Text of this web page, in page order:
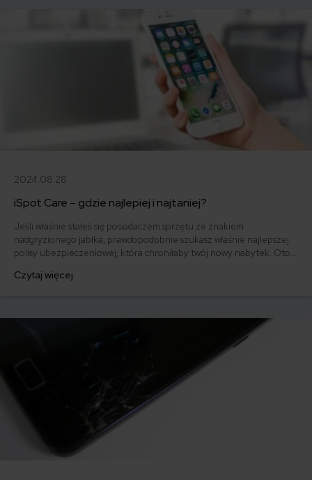
2024.08.28
iSpot Care – gdzie najlepiej i najtaniej?
Jeśli właśnie stałeś się posiadaczem sprzętu ze znakiem
nadgryzionego jabłka, prawdopodobnie szukasz właśnie najlepszej
polisy ubezpieczeniowej, która chroniłaby twój nowy nabytek. Oto
Czytaj więcej